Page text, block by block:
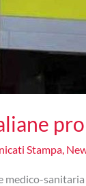
Stampa,
medico-